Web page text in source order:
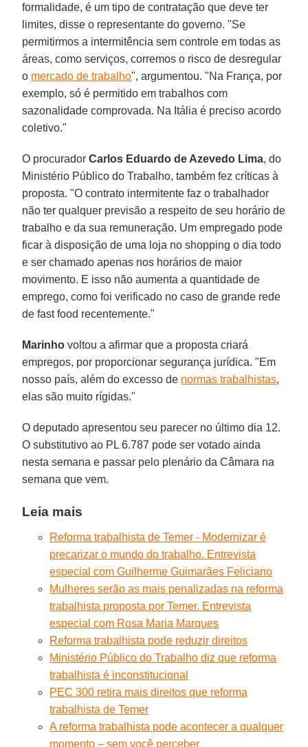
formalidade, é um tipo de contratação que deve ter
limites, disse o representante do governo. "Se
permitirmos a intermitência sem controle em todas as
áreas, como serviços, corremos o risco de desregular
o mercado de trabalho", argumentou. "Na França, por
exemplo, só é permitido em trabalhos com
sazonalidade comprovada. Na Itália é preciso acordo
coletivo."
O procuradorCarlos Eduardo de Azevedo Lima, do
Ministério Público do Trabalho, também fez críticas à
proposta. "O contrato intermitente faz o trabalhador
não ter qualquer previsão a respeito de seu horário de
trabalho e da sua remuneração. Um empregado pode
ficar à disposição de uma loja no shopping o dia todo
e ser chamado apenas nos horários de maior
movimento. E isso não aumenta a quantidade de
emprego, como foi verificado no caso de grande rede
de fast food recentemente."
Marinho voltou a afirmar que a proposta criará
empregos, por proporcionar segurança jurídica. "Em
nosso país, além do excesso de normas trabalhistas,
elas são muito rígidas."
O deputado apresentou seu parecer no último dia 12.
O substitutivo ao PL 6.787 pode ser votado ainda
nesta semana e passar pelo plenário da Câmara na
semana que vem.
Leia mais
Reforma trabalhista de Temer - Modernizar é
precarizar o mundo do trabalho. Entrevista
especial com Guilherme Guimarães Feliciano
Mulheres serão as mais penalizadas na reforma
trabalhista proposta por Temer. Entrevista
especial com Rosa Maria Marques
Reforma trabalhista pode reduzir direitos
Ministério Público do Trabalho diz que reforma
trabalhista é inconstitucional
PEC 300 retira mais direitos que reforma
trabalhista de Temer
A reforma trabalhista pode acontecer a qualquer
momento – sem você perceber